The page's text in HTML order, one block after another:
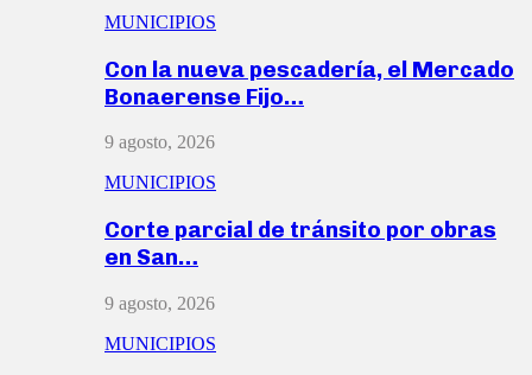
MUNICIPIOS
Con la nueva pescadería, el Mercado
Bonaerense Fijo…
9 agosto, 2026
MUNICIPIOS
Corte parcial de tránsito por obras
en San…
9 agosto, 2026
MUNICIPIOS